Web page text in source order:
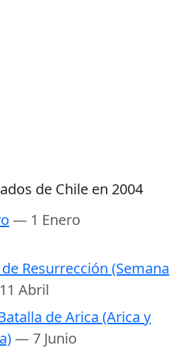
de Chile en 2004
— 1 Enero
Resurrección (Semana
Abril
de Arica (Arica y
— 7 Junio